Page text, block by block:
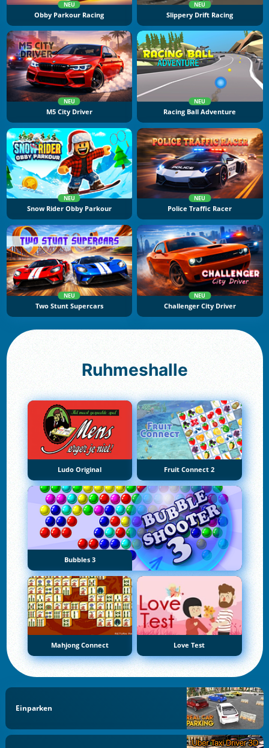
NEU
Obby Parkour Racing
NEU
Slippery Drift Racing
NEU
M5 City Driver
NEU
Racing Ball Adventure
NEU
Snow Rider Obby Parkour
NEU
Police Traffic Racer
NEU
Two Stunt Supercars
NEU
Challenger City Driver
Ruhmeshalle
Ludo Original Fruit Connect 2
Bubbles 3
Mahjong Connect Love Test
Einparken